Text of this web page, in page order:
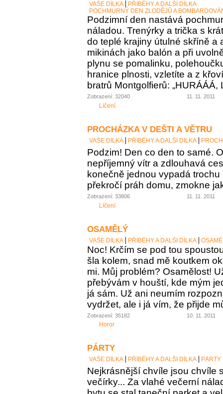
VAŠE DÍLKA
PŘÍBĚHY A DALŠÍ DÍLKA
POCHMURNÝ DEN ZLODĚJŮ A
Podzimní den nastává
náladou. Trenýrky a trička s
do teplé krajiny útulné skříně a
mikinách jako balón a při
plynu se pomalinku,
hranice plnosti, vzletíte a z
bratrů Montgolfierů: „HURÁÁÁ,
Zobrazení: 32040 11. 11. 2011
Líčení
PROCHÁZKA V DEŠTI A VĚTRU
VAŠE DÍLKA PŘÍBĚHY A DALŠÍ DÍLKA
Podzim! Den co den to samé.
nepříjemný vítr a zdlouhavá
konečně jednou vypadá
překročí práh domu, zmokne
Zobrazení: 33806 11. 11. 2011
Líčení
OSAMĚLÝ
VAŠE DÍLKA PŘÍBĚHY A DALŠÍ DÍLKA
Noc! Krčím se pod tou
šla kolem, snad mě koutkem
mi. Můj problém? Osamělost!
přebývám v houští, kde mým
já sám. Už ani neumím
vydržet, ale i já vím, že přijde
Zobrazení: 35182 10. 11. 2011
Horor
PÁRTY
VAŠE DÍLKA PŘÍBĚHY A DALŠÍ DÍLKA PÁRTY
Nejkrásnější chvíle jsou chvíle
večírky... Za vlahé večerní